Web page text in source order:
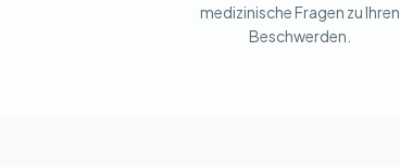
medizinische Fragen zu Ihren
Beschwerden.